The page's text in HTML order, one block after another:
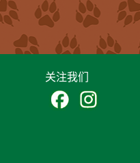
关注我们